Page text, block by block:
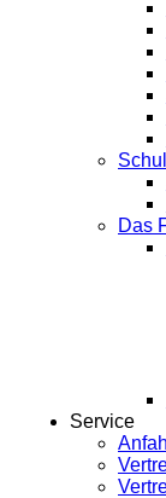
Das
Service